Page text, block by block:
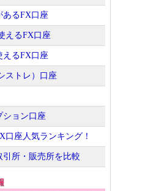
あるFX口座
えるFX口座
えるFX口座
ストレ）口座
ション口座
口座人気ランキング！
引所・販売所を比較